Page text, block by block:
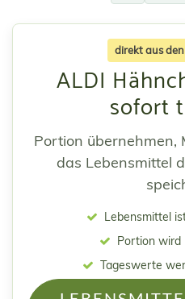
direkt aus
ALDI
sofort
Portion übernehmen,
das Lebensmittel
Lebensmittel
Portion wird
Tageswerte